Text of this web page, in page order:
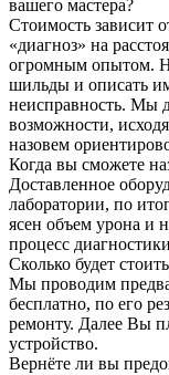
вашего мастера?
Стоимость зависит
«диагноз» на
огромным опытом.
шильды и описать
неисправность. Мы
возможности,
назовем
Когда вы сможете
Доставленное
лаборатории, по
ясен объем урона и
процесс
Сколько будет
Мы проводим
бесплатно, по его
ремонту. Далее Вы
устройство.
Вернёте ли вы